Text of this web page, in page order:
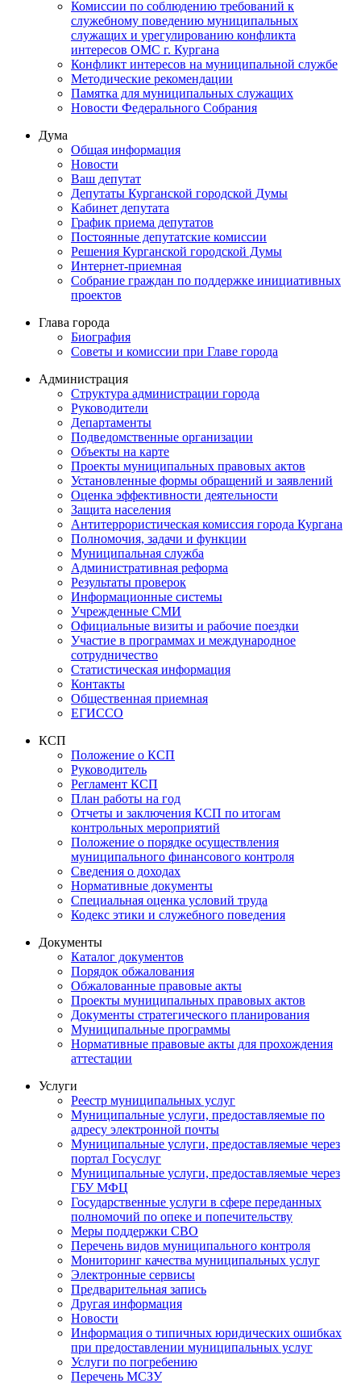
Комиссии по соблюдению требований к
служебному поведению муниципальных
служащих и урегулированию конфликта
интересов ОМС г. Кургана
Конфликт интересов на муниципальной службе
Методические рекомендации
Памятка для муниципальных служащих
Новости Федерального Cобрания
Дума
Общая информация
Новости
Ваш депутат
Депутаты Курганской городской Думы
Кабинет депутата
График приема депутатов
Постоянные депутатские комиссии
Решения Курганской городской Думы
Интернет-приемная
Собрание граждан по поддержке инициативных
проектов
Глава города
Биография
Советы и комиссии при Главе города
Администрация
Структура администрации города
Руководители
Департаменты
Подведомственные организации
Объекты на карте
Проекты муниципальных правовых актов
Установленные формы обращений и заявлений
Оценка эффективности деятельности
Защита населения
Антитеррористическая комиссия города Кургана
Полномочия, задачи и функции
Муниципальная служба
Административная реформа
Результаты проверок
Информационные системы
Учрежденные СМИ
Официальные визиты и рабочие поездки
Участие в программах и международное
сотрудничество
Статистическая информация
Контакты
Общественная приемная
ЕГИССО
КСП
Положение о КСП
Руководитель
Регламент КСП
План работы на год
Отчеты и заключения КСП по итогам
контрольных мероприятий
Положение о порядке осуществления
муниципального финансового контроля
Сведения о доходах
Нормативные документы
Специальная оценка условий труда
Кодекс этики и служебного поведения
Документы
Каталог документов
Порядок обжалования
Обжалованные правовые акты
Проекты муниципальных правовых актов
Документы стратегического планирования
Муниципальные программы
Нормативные правовые акты для прохождения
аттестации
Услуги
Реестр муниципальных услуг
Муниципальные услуги, предоставляемые по
адресу электронной почты
Муниципальные услуги, предоставляемые через
портал Госуслуг
Муниципальные услуги, предоставляемые через
ГБУ МФЦ
Государственные услуги в сфере переданных
полномочий по опеке и попечительству
Меры поддержки СВО
Перечень видов муниципального контроля
Мониторинг качества муниципальных услуг
Электронные сервисы
Предварительная запись
Другая информация
Новости
Информация о типичных юридических ошибках
при предоставлении муниципальных услуг
Услуги по погребению
Перечень МСЗУ